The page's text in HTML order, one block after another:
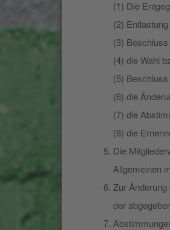
(1) Die
(2)
(3)
(4) die Wahl
(5)
(6) die
(7) die
(8) die
Die
Allgemeinen
Zur
der